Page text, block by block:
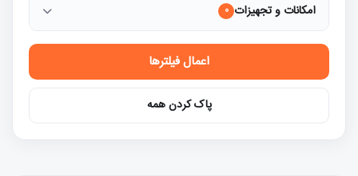
امکانات و تجهیزات 0
اعمال فیلترها
پاک کردن همه